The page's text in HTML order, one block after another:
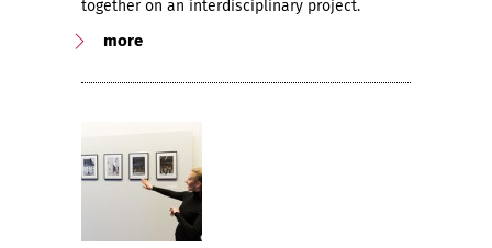
together on an interdisciplinary project.
more